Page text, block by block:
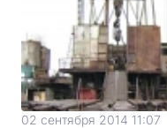
02 сентября 2014 11:07